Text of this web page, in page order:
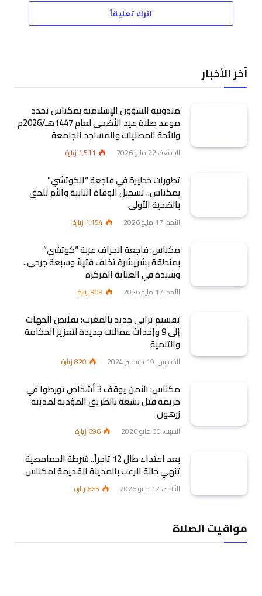
اترك تعليقاً
آخر الأخبار
مندوبية الشؤون الإسلامية بمكناس تحدد
موعد صلاة عيد الأضحى لعام 1447هـ/2026م
ولائحة المصليات والمساجد الجامعة
الجمعة، 22 مايو 2026 1٬511 زيارة
تطورات خطيرة في فاجعة “الكوتشي”
بمكناس.. تسجيل الوفاة الثانية والأم تلحق
بالضحية الأولى
الأحد، 17 مايو 2026 1٬154 زيارة
مكناس: فاجعة انحراف عربة “كوتشي”
بمنطقة بشريشرة تخلف قتيلاً وسبعة جرحى..
وسيدة في العناية المركزة
الأحد، 17 مايو 2026 909زيارة
تقسيم ترابي جديد بالمغرب: تقليص الجهات
إلى 9 وإحداث عمالات جديدة لتعزيز الحكامة
والتنمية
الخميس، 19 ديسمبر 2024 820زيارة
مكناس: الأمن يوقف 3 أشخاص تورطوا في
جريمة قتل بشعة بالطريق المؤدية لمدينة
زرهون
السبت، 30 مايو 2026 696 زيارة
بعد اعتداء طال 12 تاجراً.. شرطة الحمامصية
تنهي حالة الرعب بالمدينة القديمة لمكناس
الثلاثاء، 12 مايو 2026 665 زيارة
مواقيت الصلاة